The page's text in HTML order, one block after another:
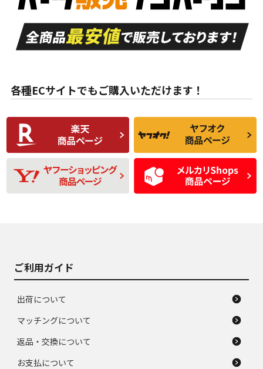
A
走行距離も少なく、
目立つ傷もほとんど
ない中古品
A
走行距離も少なく、
非常に状態の良い中
古品
な中古品
んどない中古品
C
比較的きれいな中古
品
C
られるが、使用に問
題のない中古品
D
使用感や目立つ傷が
あり、一般的な中古
品
D
残り溝も少なく、偏
磨耗がみられ、短期
間使用できるくらい
の中古品
各種ECサイトでもご購入いただけます！
ご利用ガイド
出荷について
マッチングについて
返品・交換について
お支払について